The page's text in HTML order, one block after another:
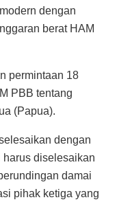
dengan
berat HAM
permintaan 18
PBB tentang
(Papua).
dengan
diselesaikan
damai
pihak ketiga yang